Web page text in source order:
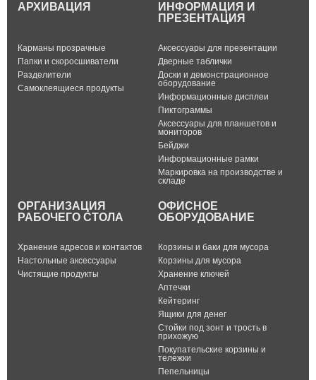
АРХИВАЦИЯ
Карманы прозрачные
Папки и скоросшиватели
Разделители
Самоклеящиеся продукты
ИНФОРМАЦИЯ И
ПРЕЗЕНТАЦИЯ
Аксессуары для презентации
Дверные таблички
Доски и демонстрационное
оборудование
Информационные дисплеи
Пиктограммы
Аксессуары для планшетов и
мониторов
Бейджи
Информационные рамки
Маркировка на производстве и
складе
ОРГАНИЗАЦИЯ
РАБОЧЕГО СТОЛА
Хранение адресов и контактов
Настольные аксессуары
Чистящие продукты
ОФИСНОЕ
ОБОРУДОВАНИЕ
Корзины и баки для мусора
Корзины для мусора
Хранение ключей
Аптечки
Кейтеринг
Ящики для денег
Стойки под зонт и трость в
прихожую
Покупательские корзины и
тележки
Пепельницы